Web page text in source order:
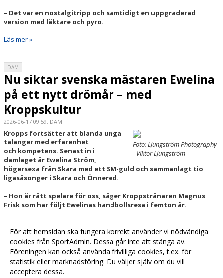
– Det var en nostalgitripp och samtidigt en uppgraderad
version med läktare och pyro.
Läs mer »
DAM
Nu siktar svenska mästaren Ewelina
på ett nytt drömår – med
Kroppskultur
2026-06-17 09:59, DAM
Foto: Ljungström Photography
- Viktor Ljungström
Kropps fortsätter att blanda unga
talanger med erfarenhet
och kompetens. Senast in i
damlaget är Ewelina Ström,
högersexa från Skara med ett SM-guld och sammanlagt tio
ligasäsonger i Skara och Önnered.
– Hon är rätt spelare för oss, säger Kroppstränaren Magnus
Frisk som har följt Ewelinas handbollsresa i femton år.
Läs mer »
Fler nyheter >>
För att hemsidan ska fungera korrekt använder vi nödvändiga
cookies från SportAdmin. Dessa går inte att stänga av.
Föreningen kan också använda frivilliga cookies, t.ex. för
statistik eller marknadsföring. Du väljer själv om du vill
acceptera dessa.